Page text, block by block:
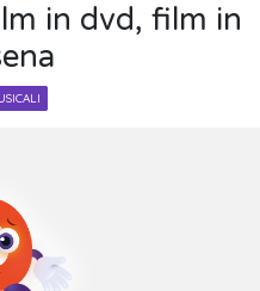
in dvd, film in